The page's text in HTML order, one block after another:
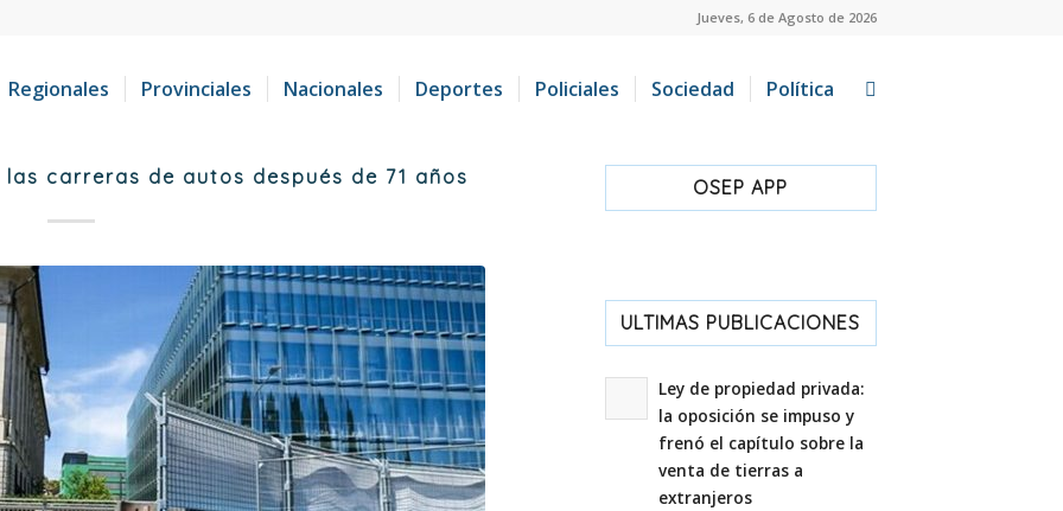
Jueves, 6 de Agosto de 2026
Regionales Provinciales Nacionales Deportes Policiales Sociedad Política
carreras de autos después de 71 años OSEP APP
ULTIMAS PUBLICACIONES
Ley de propiedad privada:
la oposición se impuso y
frenó el capítulo sobre la
venta de tierras a
extranjeros